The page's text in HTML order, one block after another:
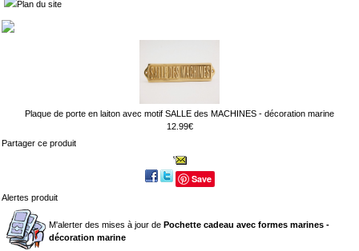
Plan du site
Plaque de porte en laiton avec motif SALLE des MACHINES - décoration marine
12.99€
Partager ce produit
Save
Alertes produit
M'alerter des mises à jour de Pochette cadeau avec formes marines -
décoration marine